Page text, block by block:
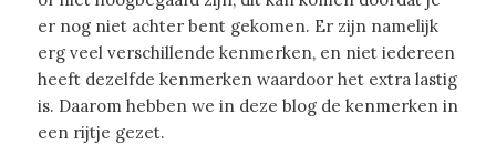
er nog niet achter bent gekomen. Er zijn namelijk
erg veel verschillende kenmerken, en niet iedereen
heeft dezelfde kenmerken waardoor het extra lastig
is. Daarom hebben we in deze blog de kenmerken in
een rijtje gezet.